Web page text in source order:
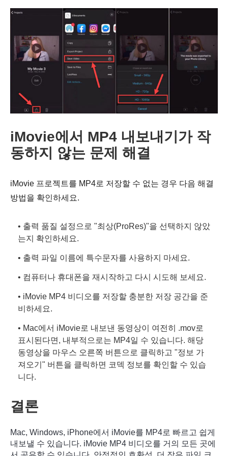
iMovie에서 MP4 내보내기가 작
동하지 않는 문제 해결
iMovie 프로젝트를 MP4로 저장할 수 없는 경우 다음 해결
방법을 확인하세요.
• 출력 품질 설정으로 "최상(ProRes)"을 선택하지 않았
는지 확인하세요.
• 출력 파일 이름에 특수문자를 사용하지 마세요.
• 컴퓨터나 휴대폰을 재시작하고 다시 시도해 보세요.
• iMovie MP4 비디오를 저장할 충분한 저장 공간을 준
비하세요.
• Mac에서 iMovie로 내보낸 동영상이 여전히 .mov로
표시된다면, 내부적으로는 MP4일 수 있습니다. 해당
동영상을 마우스 오른쪽 버튼으로 클릭하고 "정보 가
져오기" 버튼을 클릭하면 코덱 정보를 확인할 수 있습
니다.
결론
Mac, Windows, iPhone에서 iMovie를 MP4로 빠르고 쉽게
내보낼 수 있습니다. iMovie MP4 비디오를 거의 모든 곳에